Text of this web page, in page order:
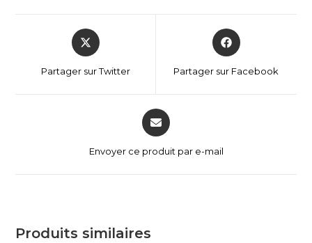
Partager sur Twitter Partager sur Facebook
Envoyer ce produit par e-mail
Produits similaires